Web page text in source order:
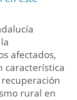
afectados,
característica
rural en